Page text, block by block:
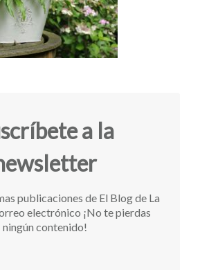
a la
publicaciones de El Blog de La
electrónico ¡No te pierdas
ningún contenido!